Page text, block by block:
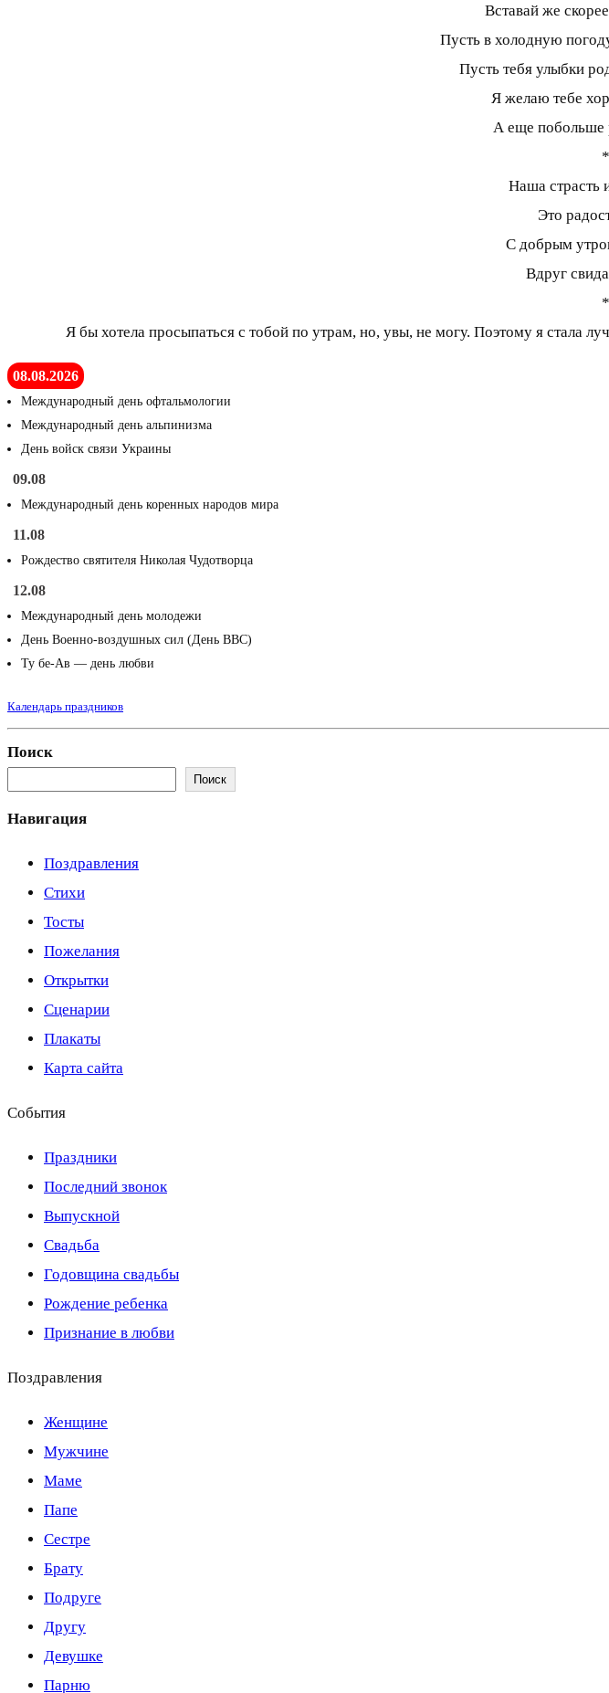
Вставай же
Пусть в холодную
Пусть тебя улыбки
Я желаю тебе
А еще побольше
Наша страсть
Это
С добрым
Вдруг
Я бы хотела просыпаться с тобой по утрам, но, увы, не могу. Поэтому я стала
08.08.2026
Международный день офтальмологии
Международный день альпинизма
День войск связи Украины
09.08
Международный день коренных народов мира
11.08
Рождество святителя Николая Чудотворца
12.08
Международный день молодежи
День Военно-воздушных сил (День ВВС)
Ту бе-Ав — день любви
Календарь праздников
Поиск
Поиск
Навигация
Поздравления
Стихи
Тосты
Пожелания
Открытки
Сценарии
Плакаты
Карта сайта
События
Праздники
Последний звонок
Выпускной
Свадьба
Годовщина свадьбы
Рождение ребенка
Признание в любви
Поздравления
Женщине
Мужчине
Маме
Папе
Сестре
Брату
Подруге
Другу
Девушке
Парню